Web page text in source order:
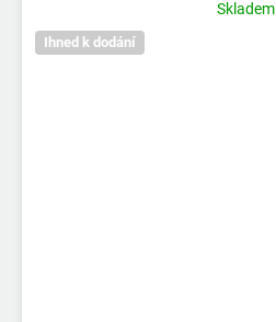
Skladem
Ihned k dodání